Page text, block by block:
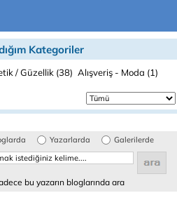
Kategoriler
/ Güzellik (38) Alışveriş - Moda (1)
Yazarlarda Galerilerde
bu yazarın bloglarında ara